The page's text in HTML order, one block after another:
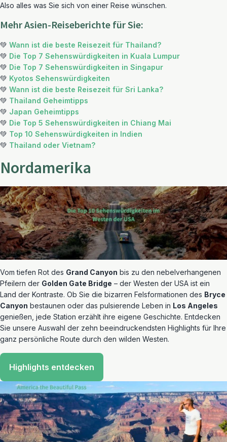
Also alles was Sie sich von einer Reise wünschen.
Mehr Asien-Reiseberichte für Sie:
💚 Wann ist die beste Reisezeit für Thailand?
💚 Die Top 7 Sehenswürdigkeiten in Kuala Lumpur
💚 Die Top 7 Sehenswürdigkeiten in Singapur
💚 Kyotos Sehenswürdigkeiten
💚 Wann ist die beste Reisezeit für Sri Lanka?
💚 Thailand Geheimtipps
💚 Japan Geheimtipps
💚 Die Top 5 Sehenswürdigkeiten in Chiang Mai
💚 Top 10 Sehenswürdigkeiten in Indien
💚 Thailand oder Vietnam?
Nordamerika
Vom tiefen Rot des Grand Canyon bis zu den nebelverhangenen
Pfeilern der Golden Gate Bridge – der Westen der USA ist ein
Land der Kontraste. Ob Sie die bizarren Felsformationen des Bryce
Canyon bestaunen oder das pulsierende Leben in Los Angeles
genießen, jede Station erzählt ihre eigene Geschichte. Entdecken
Sie unsere Auswahl der zehn beeindruckendsten Highlights für Ihre
ganz persönliche Route durch den wilden Westen.
Highlights entdecken